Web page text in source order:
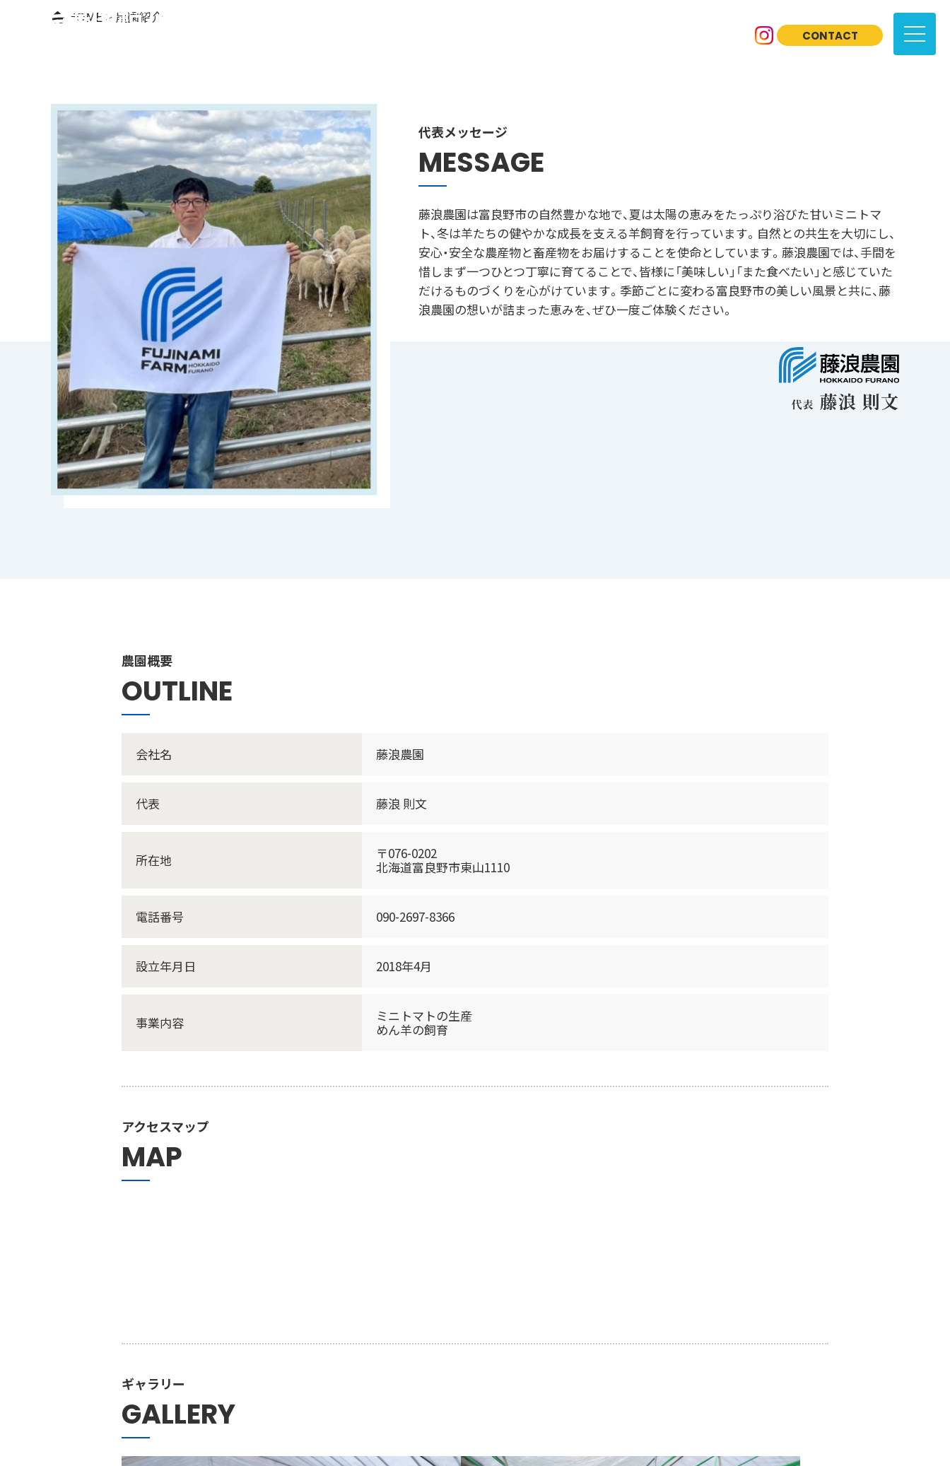
CONTACT
農園紹介
HOME > 農園紹介
代表メッセージ
MESSAGE
藤浪農園は富良野市の自然豊かな地で、夏は太陽の恵みをたっぷり浴びた甘いミニトマ
ト、冬は羊たちの健やかな成長を支える羊飼育を行っています。自然との共生を大切にし、
安心・安全な農産物と畜産物をお届けすることを使命としています。藤浪農園では、手間を
惜しまず一つひとつ丁寧に育てることで、皆様に「美味しい」「また食べたい」と感じていた
だけるものづくりを心がけています。季節ごとに変わる富良野市の美しい風景と共に、藤
浪農園の想いが詰まった恵みを、ぜひ一度ご体験ください。
農園概要
OUTLINE
会社名 藤浪農園
代表 藤浪 則文
所在地
〒076-0202
北海道富良野市東山1110
電話番号 090-2697-8366
設立年月日 2018年4月
事業内容
ミニトマトの生産
めん羊の飼育
アクセスマップ
MAP
ギャラリー
GALLERY